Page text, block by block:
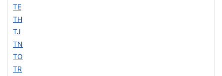
TE
TH
TJ
TN
TO
TR